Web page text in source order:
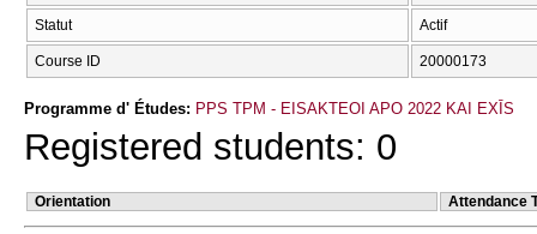
Statut Actif
Course ID 20000173
Programme d' Études: PPS TPM - EISAKTEOI APO 2022 KAI EXĪS
Registered students: 0
Orientation Attendance